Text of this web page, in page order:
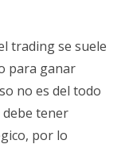
trading se suele
para ganar
no es del todo
tener
por lo